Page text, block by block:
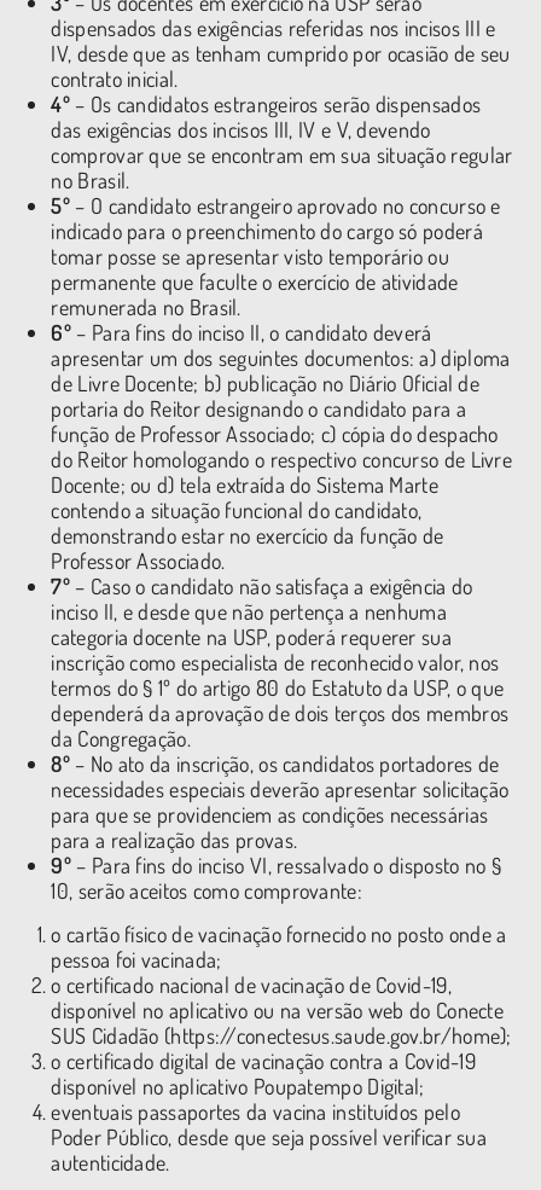
dispensados das exigências referidas nos incisos III e
IV, desde que as tenham cumprido por ocasião de seu
contrato inicial.
4º – Os candidatos estrangeiros serão dispensados
das exigências dos incisos III, IV e V, devendo
comprovar que se encontram em sua situação regular
no Brasil.
5º – O candidato estrangeiro aprovado no concurso e
indicado para o preenchimento do cargo só poderá
tomar posse se apresentar visto temporário ou
permanente que faculte o exercício de atividade
remunerada no Brasil.
6º – Para fins do inciso II, o candidato deverá
apresentar um dos seguintes documentos: a) diploma
de Livre Docente; b) publicação no Diário Oficial de
portaria do Reitor designando o candidato para a
função de Professor Associado; c) cópia do despacho
do Reitor homologando o respectivo concurso de Livre
Docente; ou d) tela extraída do Sistema Marte
contendo a situação funcional do candidato,
demonstrando estar no exercício da função de
Professor Associado.
7º – Caso o candidato não satisfaça a exigência do
inciso II, e desde que não pertença a nenhuma
categoria docente na USP, poderá requerer sua
inscrição como especialista de reconhecido valor, nos
termos do § 1º do artigo 80 do Estatuto da USP, o que
dependerá da aprovação de dois terços dos membros
da Congregação.
8º – No ato da inscrição, os candidatos portadores de
necessidades especiais deverão apresentar solicitação
para que se providenciem as condições necessárias
para a realização das provas.
9º – Para fins do inciso VI, ressalvado o disposto no §
10, serão aceitos como comprovante:
o cartão físico de vacinação fornecido no posto onde a
pessoa foi vacinada;
o certificado nacional de vacinação de Covid-19,
disponível no aplicativo ou na versão web do Conecte
SUS Cidadão (https://conectesus.saude.gov.br/home);
o certificado digital de vacinação contra a Covid-19
disponível no aplicativo Poupatempo Digital;
eventuais passaportes da vacina instituídos pelo
Poder Público, desde que seja possível verificar sua
autenticidade.